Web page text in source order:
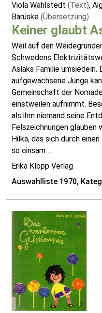
Viola Wahlstedt (Text),
Barüske (Übersetzung)
Keiner glaubt
Weil auf den
Schwedens
Aslaks Familie umsiedeln.
aufgewachsene Junge
Gemeinschaft der
einstweilen aufnimmt.
als ihm niemand seine
Felszeichnungen glauben
Hilka, das sich durch
so einsam ...
Erika Klopp Verlag
Auswahlliste 1970,